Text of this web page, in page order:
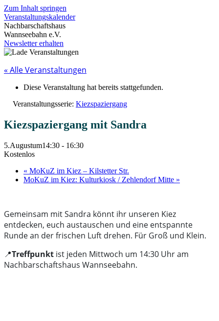
Zum Inhalt springen
Veranstaltungskalender
Nachbarschaftshaus
Wannseebahn e.V.
Newsletter erhalten
« Alle Veranstaltungen
Diese Veranstaltung hat bereits stattgefunden.
Veranstaltungsserie: Kiezspaziergang
Kiezspaziergang mit Sandra
5.Augustum14:30 - 16:30
Kostenlos
« MoKuZ im Kiez – Kilstetter Str.
MoKuZ im Kiez: Kulturkiosk / Zehlendorf Mitte »
Gemeinsam mit Sandra könnt ihr unseren Kiez
entdecken, euch austauschen und eine entspannte
Runde an der frischen Luft drehen. Für Groß und Klein.
📍Treffpunkt ist jeden Mittwoch um 14:30 Uhr am
Nachbarschaftshaus Wannseebahn.